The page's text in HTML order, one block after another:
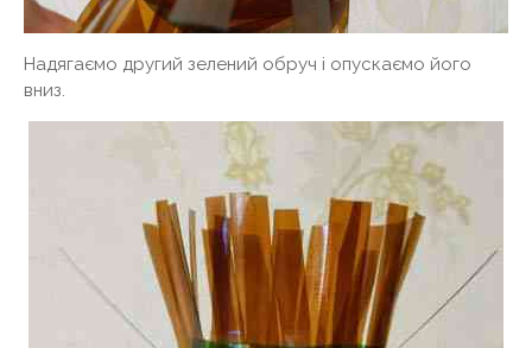
Надягаємо другий зелений обруч і опускаємо його
вниз.